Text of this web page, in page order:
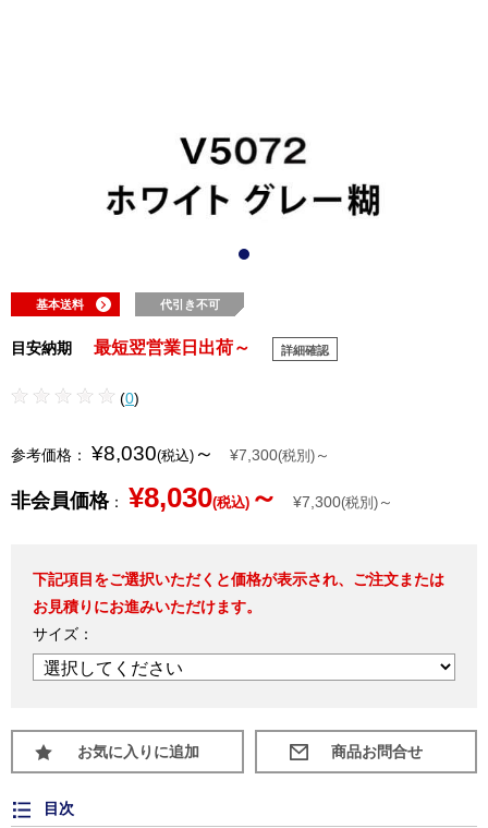
基本送料 代引き不可
目安納期 最短翌営業日出荷～ 詳細確認
(0)
参考価格： ¥8,030(税込) ～ ¥7,300(税別) ～
非会員価格： ¥8,030(税込) ～ ¥7,300(税別) ～
下記項目をご選択いただくと価格が表示され、ご注文または
お見積りにお進みいただけます。
サイズ：
お気に入りに追加
目次